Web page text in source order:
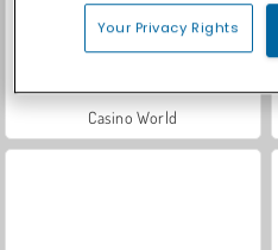
Casino World
Your Privacy Rights